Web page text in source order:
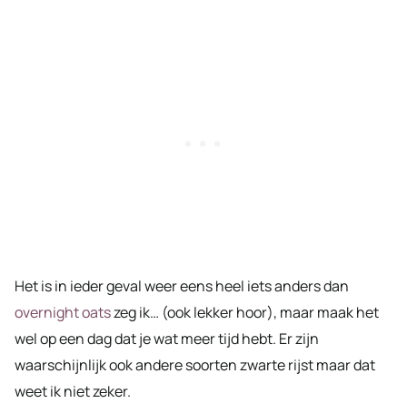
Het is in ieder geval weer eens heel iets anders dan
overnight oatszeg ik… (ook lekker hoor), maar maak het
wel op een dag dat je wat meer tijd hebt. Er zijn
waarschijnlijk ook andere soorten zwarte rijst maar dat
weet ik niet zeker.